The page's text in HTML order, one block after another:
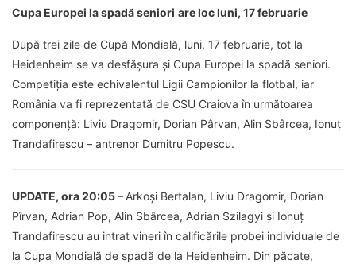
Cupa Europei la spadă seniori are loc luni, 17 februarie
După trei zile de Cupă Mondială, luni, 17 februarie, tot la
Heidenheim se va desfăşura şi Cupa Europei la spadă seniori.
Competiţia este echivalentul Ligii Campionilor la flotbal, iar
România va fi reprezentată de CSU Craiova în următoarea
componenţă: Liviu Dragomir, Dorian Pârvan, Alin Sbârcea, Ionuţ
Trandafirescu – antrenor Dumitru Popescu.
UPDATE, ora 20:05 – Arkoşi Bertalan, Liviu Dragomir, Dorian
Pîrvan, Adrian Pop, Alin Sbârcea, Adrian Szilagyi şi Ionuţ
Trandafirescu au intrat vineri în calificările probei individuale de
la Cupa Mondială de spadă de la Heidenheim. Din păcate,